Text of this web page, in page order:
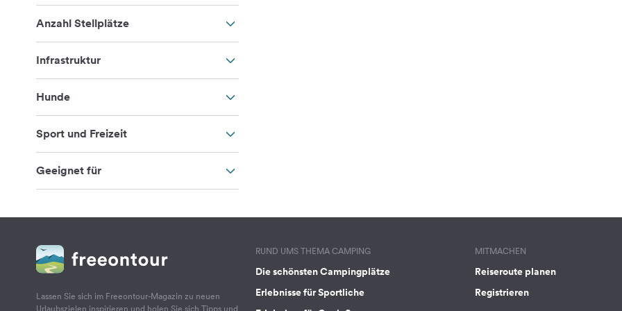
Anzahl Stellplätze
Infrastruktur
Hunde
Sport und Freizeit
Geeignet für
Lassen Sie sich im Freeontour-Magazin zu neuen
Urlaubszielen inspirieren und holen Sie sich Tipps und
RUND UMS THEMA CAMPING
Die schönsten Campingplätze
Erlebnisse für Sportliche
MITMACHEN
Reiseroute planen
Registrieren